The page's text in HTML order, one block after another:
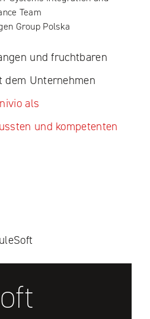
Team
Group Polska
und fruchtbaren
dem Unternehmen
als
und kompetenten